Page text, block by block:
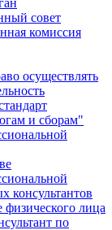
совет
комиссия
осуществлять
и сборам"
консультантов
физического лица
по